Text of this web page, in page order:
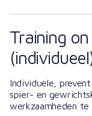
Training
Individuele,
spier- en
werkzaamheden te